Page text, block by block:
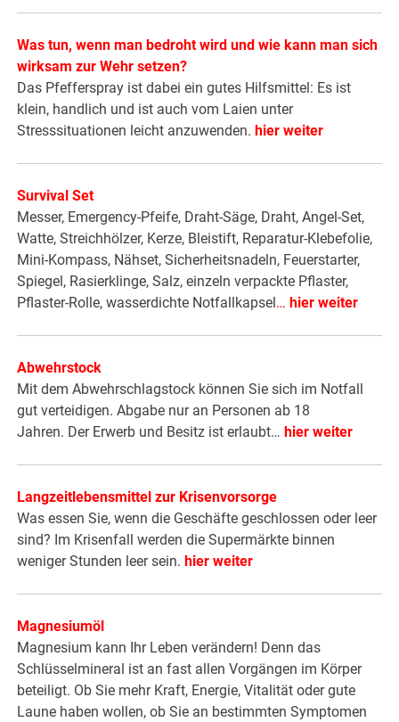
Was tun, wenn man bedroht wird und wie kann man sich
wirksam zur Wehr setzen?
Das Pfefferspray ist dabei ein gutes Hilfsmittel: Es ist
klein, handlich und ist auch vom Laien unter
Stresssituationen leicht anzuwenden. hier weiter
Survival Set
Messer, Emergency-Pfeife, Draht-Säge, Draht, Angel-Set,
Watte, Streichhölzer, Kerze, Bleistift, Reparatur-Klebefolie,
Mini-Kompass, Nähset, Sicherheitsnadeln, Feuerstarter,
Spiegel, Rasierklinge, Salz, einzeln verpackte Pflaster,
Pflaster-Rolle, wasserdichte Notfallkapsel … hier weiter
Abwehrstock
Mit dem Abwehrschlagstock können Sie sich im Notfall
gut verteidigen. Abgabe nur an Personen ab 18
Jahren. Der Erwerb und Besitz ist erlaubt… hier weiter
Langzeitlebensmittel zur Krisenvorsorge
Was essen Sie, wenn die Geschäfte geschlossen oder leer
sind? Im Krisenfall werden die Supermärkte binnen
weniger Stunden leer sein. hier weiter
Magnesiumöl
Magnesium kann Ihr Leben verändern! Denn das
Schlüsselmineral ist an fast allen Vorgängen im Körper
beteiligt. Ob Sie mehr Kraft, Energie, Vitalität oder gute
Laune haben wollen, ob Sie an bestimmten Symptomen